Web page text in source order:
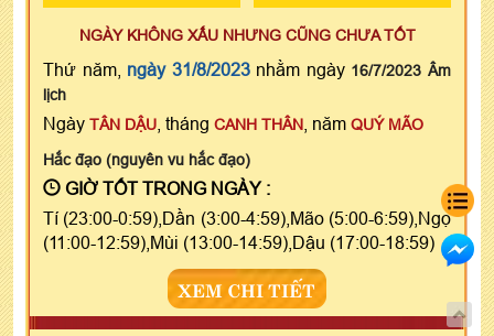
NGÀY KHÔNG XẤU NHƯNG CŨNG CHƯA TỐT
Thứ năm, ngày 31/8/2023nhằm ngày 16/7/2023 Âm
lịch
Ngày TÂN DẬU , tháng CANH THÂN , năm QUÝ MÃO
Hắc đạo (nguyên vu hắc đạo)
GIỜ TỐT TRONG NGÀY :
Tí (23:00-0:59),Dần (3:00-4:59),Mão (5:00-6:59),Ngọ
(11:00-12:59),Mùi (13:00-14:59),Dậu (17:00-18:59)
XEM CHI TIẾT